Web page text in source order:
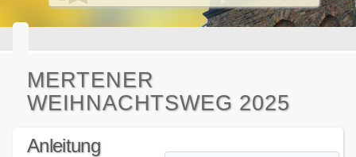
MERTENER
WEIHNACHTSWEG 2025
Anleitung